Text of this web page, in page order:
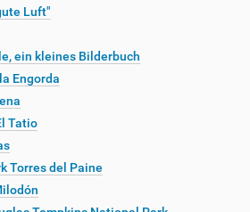
Luft"
ein kleines Bilderbuch
Engorda
Tatio
Torres del Paine